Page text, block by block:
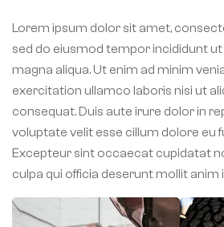
Lorem ipsum dolor sit amet,
sed do eiusmod tempor incididunt
magna aliqua. Ut enim ad minim
exercitation ullamco laboris nisi ut
consequat. Duis aute irure dolor in
voluptate velit esse cillum dolore eu
Excepteur sint occaecat cupidatat
culpa qui officia deserunt mollit anim